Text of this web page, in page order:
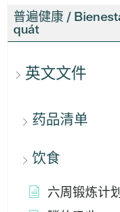
普遍健康 /
quát
英文文件
药品清单
饮食
六周锻炼计划